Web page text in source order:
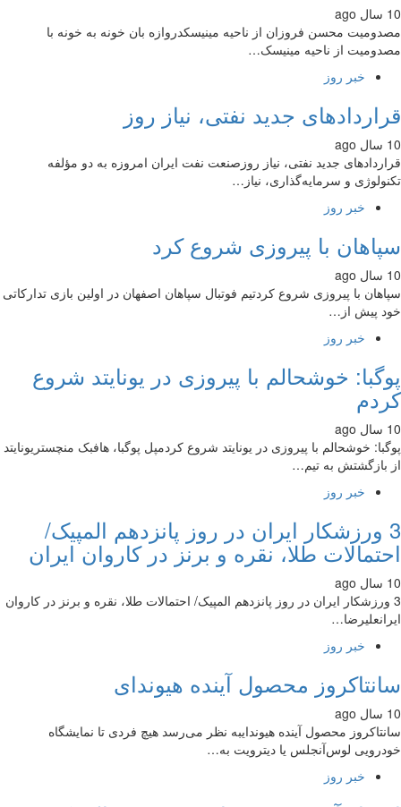
محسن فروزان از ناحیه مینیسکدروازه بان خونه به خونه با
از ناحیه مینیسک…
خبر روز
جدید نفتی، نیاز روز
جدید نفتی، نیاز روزصنعت نفت ایران امروزه به دو مؤلفه
و سرمایه‌گذاری، نیاز…
خبر روز
با پیروزی شروع کرد
با پیروزی شروع کردتیم فوتبال سپاهان اصفهان در اولین بازی تدارکاتی
پیش از…
خبر روز
خوشحالم با پیروزی در یونایتد شروع
خوشحالم با پیروزی در یونایتد شروع کردمپل پوگبا، هافبک منچستریونایتد
بازگشتش به تیم…
خبر روز
ورزشکار ایران در روز پانزدهم المپیک/
طلا، نقره و برنز در کاروان ایران
ایران در روز پانزدهم المپیک/ احتمالات طلا، نقره و برنز در کاروان
خبر روز
محصول آینده هیوندای
محصول آینده هیوندایبه نظر می‌رسد هیچ فردی تا نمایشگاه
لوس‌آنجلس یا دیترویت به…
خبر روز